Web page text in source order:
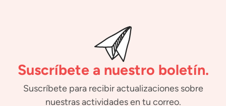
Suscríbete a nuestro boletín.
Suscríbete para recibir actualizaciones sobre
nuestras actividades en tu correo.